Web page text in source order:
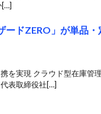
[…]
ードZERO」が単品
を実現 クラウド型在庫管
表取締役社[…]